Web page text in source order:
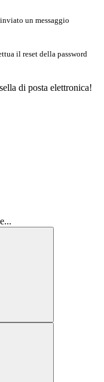
un messaggio
il reset della password
di posta elettronica!